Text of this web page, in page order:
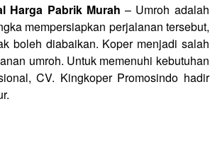
Harga Pabrik Murah – Umroh adalah
mempersiapkan perjalanan tersebut,
boleh diabaikan. Koper menjadi salah
umroh. Untuk memenuhi kebutuhan
CV. Kingkoper Promosindo hadir